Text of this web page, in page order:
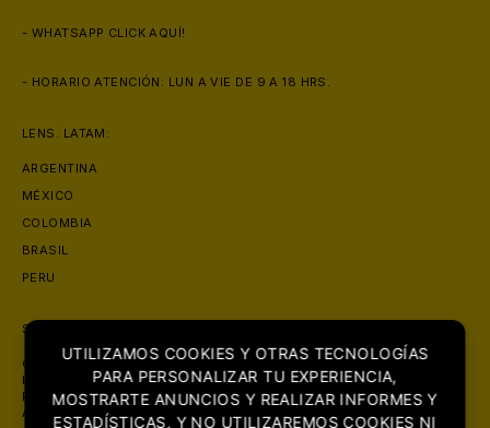
- WHATSAPP CLICK AQUÍ!
- HORARIO ATENCIÓN: LUN A VIE DE 9 A 18 HRS.
LENS. LATAM:
ARGENTINA
MÉXICO
COLOMBIA
BRASIL
PERU
SOBRE NOSOTROS
CON PRESENCIA EN MAS DE 6 PAISES, LENS. SE POSICIONA COMO
LA ÓPTICA MAS GRANDE DE LATINOAMERICA. CON FOCO PRINCIPAL
EN LA COMERCIALIZACIÓN DE PRODUCTOS ORIGINALES DE LA MAS
ALTA CALIDAD.
UTILIZAMOS COOKIES Y OTRAS TECNOLOGÍAS
PARA PERSONALIZAR TU EXPERIENCIA,
MOSTRARTE ANUNCIOS Y REALIZAR INFORMES Y
ESTADÍSTICAS, Y NO UTILIZAREMOS COOKIES NI